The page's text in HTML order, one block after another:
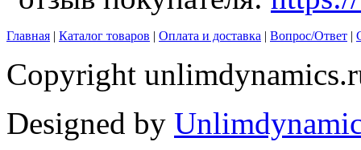
Главная | Каталог товаров | Оплата и доставка | Вопрос/Ответ |
Copyright
Designed by